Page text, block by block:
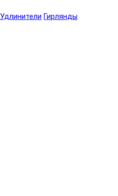
Удлинители Гирлянды